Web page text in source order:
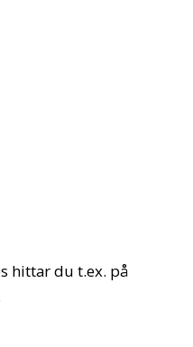
hittar du t.ex. på